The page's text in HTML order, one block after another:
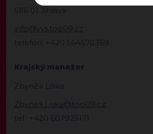
586 01 Jihlava
info@vys.top09.cz
telefon: +420 564570369
Krajský manažer
Zbyněk Liška
Zbynek.Liska@top09.cz
tel.: +420 607925171